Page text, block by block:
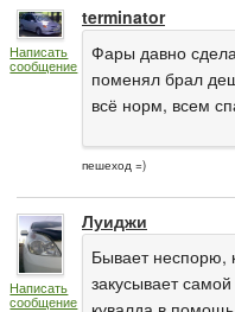
Написать
сообщение
terminator
Фары давно
поменял брал
всё норм, всем
пешеход =)
Написать
сообщение
Луиджи
Бывает неспорю,
закусывает